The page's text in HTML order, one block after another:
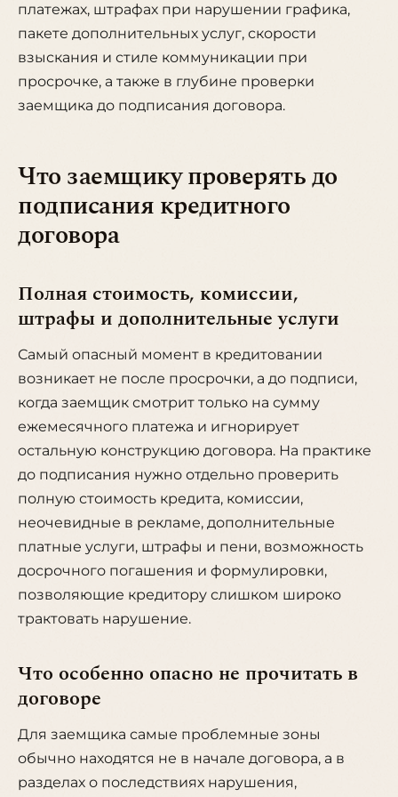
платежах, штрафах при нарушении графика,
пакете дополнительных услуг, скорости
взыскания и стиле коммуникации при
просрочке, а также в глубине проверки
заемщика до подписания договора.
Что заемщику проверять до
подписания кредитного
договора
Полная стоимость, комиссии,
штрафы и дополнительные услуги
Самый опасный момент в кредитовании
возникает не после просрочки, а до подписи,
когда заемщик смотрит только на сумму
ежемесячного платежа и игнорирует
остальную конструкцию договора. На практике
до подписания нужно отдельно проверить
полную стоимость кредита, комиссии,
неочевидные в рекламе, дополнительные
платные услуги, штрафы и пени, возможность
досрочного погашения и формулировки,
позволяющие кредитору слишком широко
трактовать нарушение.
Что особенно опасно не прочитать в
договоре
Для заемщика самые проблемные зоны
обычно находятся не в начале договора, а в
разделах о последствиях нарушения,